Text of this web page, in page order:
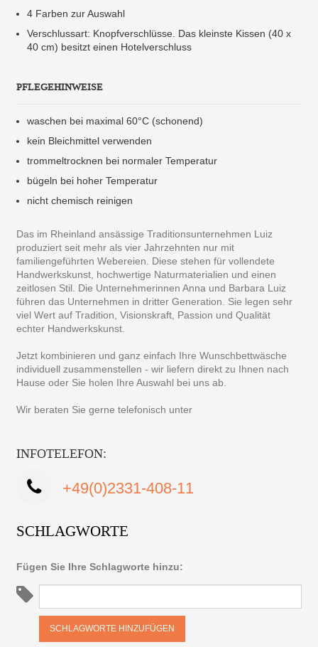
4 Farben zur Auswahl
Verschlussart: Knopfverschlüsse. Das kleinste Kissen (40 x
40 cm) besitzt einen Hotelverschluss
PFLEGEHINWEISE
waschen bei maximal 60°C (schonend)
kein Bleichmittel verwenden
trommeltrocknen bei normaler Temperatur
bügeln bei hoher Temperatur
nicht chemisch reinigen
Das im Rheinland ansässige Traditionsunternehmen Luiz
produziert seit mehr als vier Jahrzehnten nur mit
familiengeführten Webereien. Diese stehen für vollendete
Handwerkskunst, hochwertige Naturmaterialien und einen
zeitlosen Stil. Die Unternehmerinnen Anna und Barbara Luiz
führen das Unternehmen in dritter Generation. Sie legen sehr
viel Wert auf Tradition, Visionskraft, Passion und Qualität
echter Handwerkskunst.
Jetzt kombinieren und ganz einfach Ihre Wunschbettwäsche
individuell zusammenstellen - wir liefern direkt zu Ihnen nach
Hause oder Sie holen Ihre Auswahl bei uns ab.
Wir beraten Sie gerne telefonisch unter
INFOTELEFON:
+49(0)2331-408-11
SCHLAGWORTE
Fügen Sie Ihre Schlagworte hinzu:
SCHLAGWORTE HINZUFÜGEN